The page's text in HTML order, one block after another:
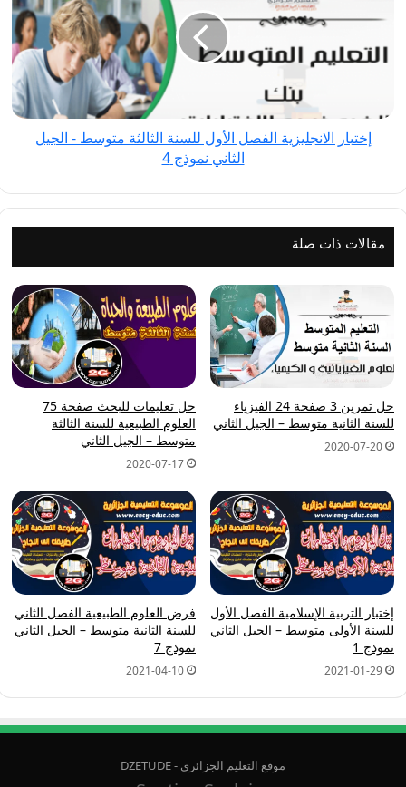
للسنة
الجيل
4
إختبار الانجليزية الفصل الأول للسنة الثالثة متوسط - الجيل
الثاني نموذج 4
مقالات ذات صلة
حل تمرين 3 صفحة 24 الفيزياء
للسنة الثانية متوسط – الجيل الثاني
2020-07-20
حل تعليمات للبحث صفحة 75
العلوم الطبيعية للسنة الثالثة
متوسط – الجيل الثاني
2020-07-17
إختبار التربية الإسلامية الفصل الأول
للسنة الأولى متوسط – الجيل الثاني
نموذج 1
2021-01-29
فرض العلوم الطبيعية الفصل الثاني
للسنة الثانية متوسط – الجيل الثاني
نموذج 7
2021-04-10
موقع التعليم الجزائري - DZETUDE